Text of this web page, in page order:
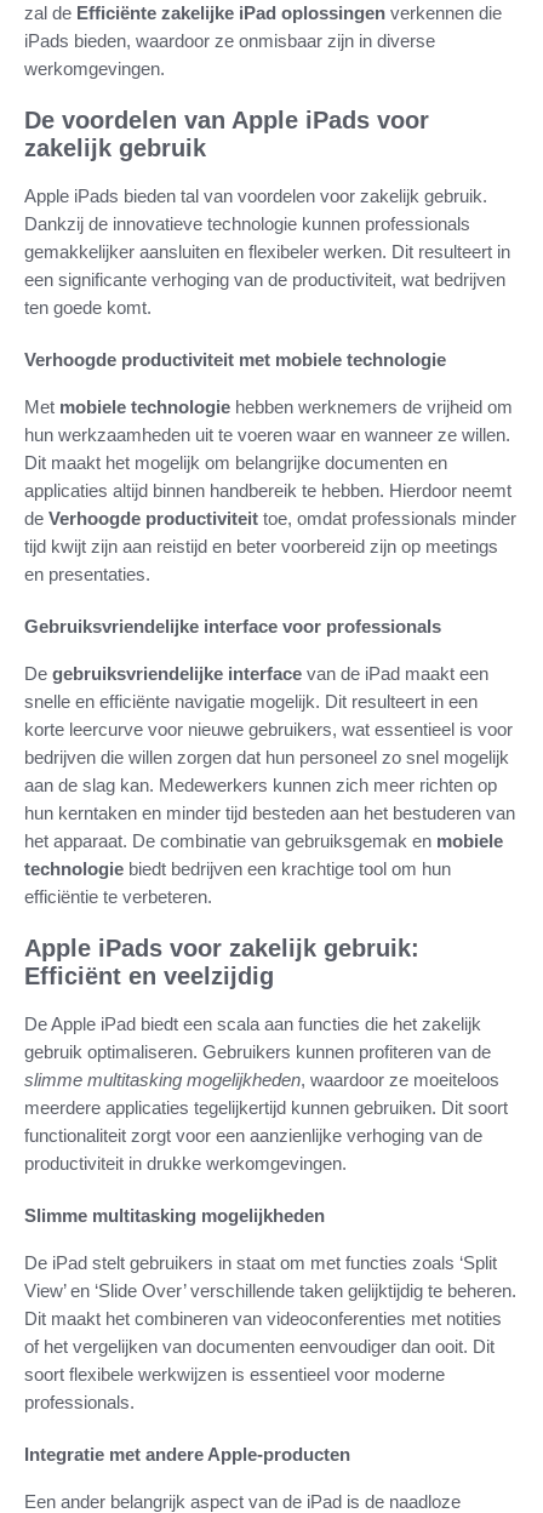
zal de Efficiënte zakelijke iPad oplossingen verkennen die
iPads bieden, waardoor ze onmisbaar zijn in diverse
werkomgevingen.
De voordelen van Apple iPads voor
zakelijk gebruik
Apple iPads bieden tal van voordelen voor zakelijk gebruik.
Dankzij de innovatieve technologie kunnen professionals
gemakkelijker aansluiten en flexibeler werken. Dit resulteert in
een significante verhoging van de productiviteit, wat bedrijven
ten goede komt.
Verhoogde productiviteit met mobiele technologie
Met mobiele technologie hebben werknemers de vrijheid om
hun werkzaamheden uit te voeren waar en wanneer ze willen.
Dit maakt het mogelijk om belangrijke documenten en
applicaties altijd binnen handbereik te hebben. Hierdoor neemt
de Verhoogde productiviteit toe, omdat professionals minder
tijd kwijt zijn aan reistijd en beter voorbereid zijn op meetings
en presentaties.
Gebruiksvriendelijke interface voor professionals
De gebruiksvriendelijke interface van de iPad maakt een
snelle en efficiënte navigatie mogelijk. Dit resulteert in een
korte leercurve voor nieuwe gebruikers, wat essentieel is voor
bedrijven die willen zorgen dat hun personeel zo snel mogelijk
aan de slag kan. Medewerkers kunnen zich meer richten op
hun kerntaken en minder tijd besteden aan het bestuderen van
het apparaat. De combinatie van gebruiksgemak en mobiele
technologie biedt bedrijven een krachtige tool om hun
efficiëntie te verbeteren.
Apple iPads voor zakelijk gebruik:
Efficiënt en veelzijdig
De Apple iPad biedt een scala aan functies die het zakelijk
gebruik optimaliseren. Gebruikers kunnen profiteren van de
slimme multitasking mogelijkheden, waardoor ze moeiteloos
meerdere applicaties tegelijkertijd kunnen gebruiken. Dit soort
functionaliteit zorgt voor een aanzienlijke verhoging van de
productiviteit in drukke werkomgevingen.
Slimme multitasking mogelijkheden
De iPad stelt gebruikers in staat om met functies zoals ‘Split
View’ en ‘Slide Over’ verschillende taken gelijktijdig te beheren.
Dit maakt het combineren van videoconferenties met notities
of het vergelijken van documenten eenvoudiger dan ooit. Dit
soort flexibele werkwijzen is essentieel voor moderne
professionals.
Integratie met andere Apple-producten
Een ander belangrijk aspect van de iPad is de naadloze